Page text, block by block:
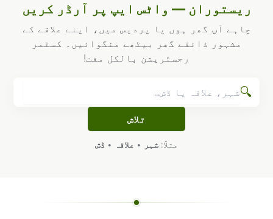
ریستوران — واٹس ایپ پر آرڈر کریں
چاہے آپ گھر ہوں یا پردیس میں، اپنے علاقے کے
مشہور ذائقے گھر بیٹھے منگوائیں۔ کسٹمر
رجسٹریشن بالکل مفت!
🔍
تلاش
مثلاً: شہر • علاقہ • ڈش